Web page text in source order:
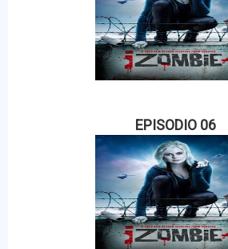
EPISODIO 06